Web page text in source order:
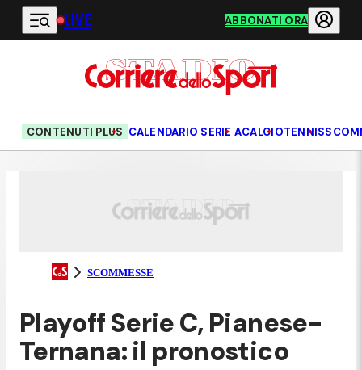
Vai al contenuto principale
LIVE ABBONATI ORA
CONTENUTI PLUS CALENDARIO SERIE ACALCIOTENNIS
SCOMMESSE
Playoff Serie C, Pianese-
Ternana: il pronostico